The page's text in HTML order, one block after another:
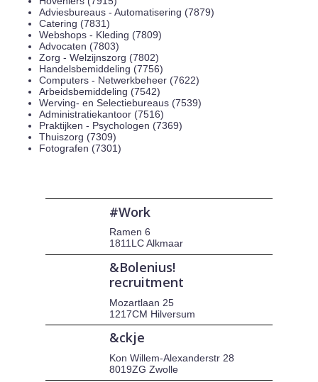
Adviesbureaus - Automatisering (7879)
Catering (7831)
Webshops - Kleding (7809)
Advocaten (7803)
Zorg - Welzijnszorg (7802)
Handelsbemiddeling (7756)
Computers - Netwerkbeheer (7622)
Arbeidsbemiddeling (7542)
Werving- en Selectiebureaus (7539)
Administratiekantoor (7516)
Praktijken - Psychologen (7369)
Thuiszorg (7309)
Fotografen (7301)
#Work
Ramen 6
1811LC Alkmaar
&Bolenius!
recruitment
Mozartlaan 25
1217CM Hilversum
&ckje
Kon Willem-Alexanderstr 28
8019ZG Zwolle